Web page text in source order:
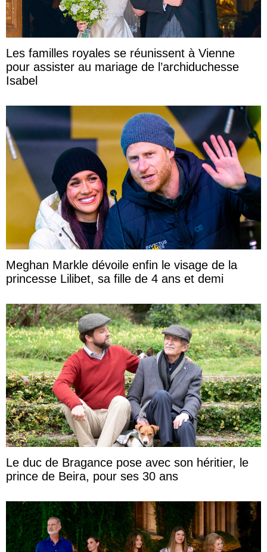
Les familles royales se réunissent à Vienne
pour assister au mariage de l’archiduchesse
Isabel
Meghan Markle dévoile enfin le visage de la
princesse Lilibet, sa fille de 4 ans et demi
Le duc de Bragance pose avec son héritier, le
prince de Beira, pour ses 30 ans